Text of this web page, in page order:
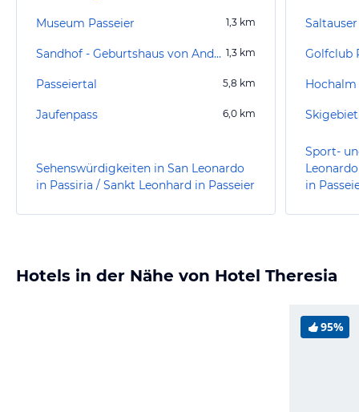
Museum Passeier 1,3 km
Sandhof - Geburtshaus von Andreas Hofer 1,3 km
Passeiertal 5,8 km
Jaufenpass 6,0 km
Sehenswürdigkeiten in San Leonardo
in Passiria / Sankt Leonhard in Passeier
Golfclub
Hochalm
Sport-
in
Hotels in der Nähe von Hotel Theresia
95%